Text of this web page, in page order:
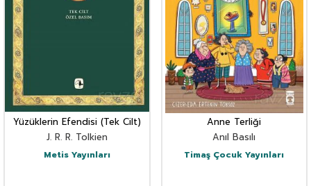
Yüzüklerin Efendisi (Tek Cilt)
J. R. R. Tolkien
Metis Yayınları
Anne Terliği
Anıl Basılı
Timaş Çocuk Yayınları